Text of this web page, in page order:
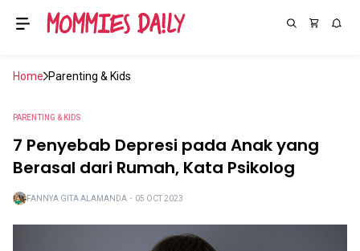
Home Parenting & Kids
PARENTING & KIDS
7 Penyebab Depresi pada Anak yang
Berasal dari Rumah, Kata Psikolog
FANNYA GITA ALAMANDA ・ 05 OCT 2023